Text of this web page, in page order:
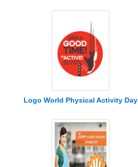
Logo World Physical Activity Day